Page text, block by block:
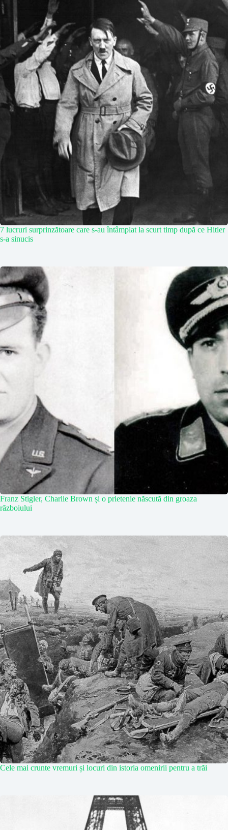
7 lucruri surprinzătoare care s-au întâmplat la scurt timp după ce Hitler
s-a sinucis
Franz Stigler, Charlie Brown și o prietenie născută din groaza
războiului
Cele mai crunte vremuri și locuri din istoria omenirii pentru a trăi